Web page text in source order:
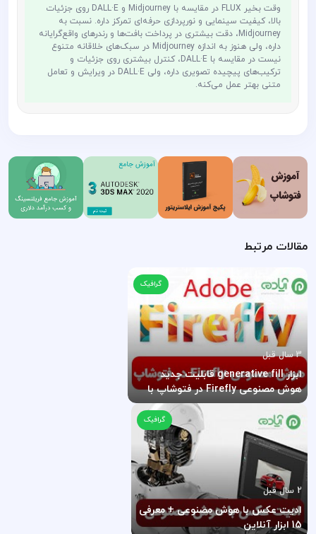
وقت بخیر FLUX در مقایسه با Midjourney و DALL·E روی جزئیات
بالا، کیفیت سینمایی و نورپردازی حرفه‌ای تمرکز داره. نسبت به
Midjourney، دقت بیشتری در پرداخت بافت‌ها و رندرهای واقع‌گرایانه
داره، ولی هنوز به اندازه Midjourney در سبک‌های خلاقانه متنوع
نیست در مقایسه با DALL·E، کنترل بیشتری روی جزئیات و
ترکیب‌های پیچیده تصویری داره، ولی DALL·E در ویرایش و تعامل
متنی بهتر عمل می‌کنه.
مقالات مرتبط
گرافیک
3 سال قبل
ابزار generative fill قابلیت جدید
هوش مصنوعی Firefly در فتوشاپ با
وارد کردن دستور متنی
گرافیک
2 سال قبل
ادیت عکس با هوش مصنوعی + معرفی
15 ابزار آنلاین